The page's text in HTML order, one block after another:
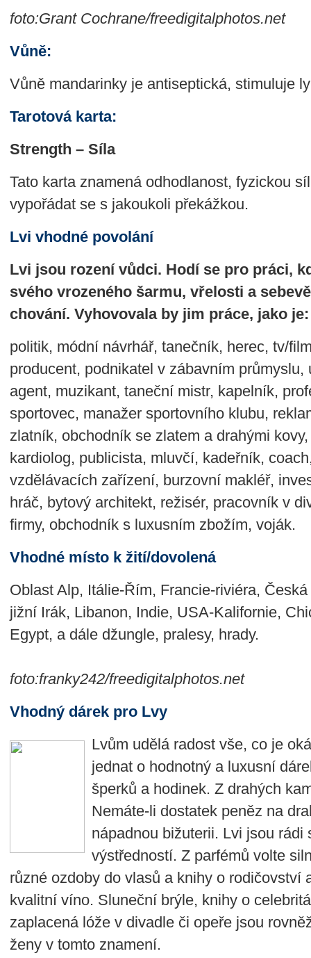
foto:Grant Cochrane/freedigitalphotos.net
Vůně:
Vůně mandarinky je antiseptická, stimuluje
Tarotová karta:
Strength – Síla
Tato karta znamená odhodlanost, fyzickou
vypořádat se s jakoukoli překážkou.
Lvi vhodné povolání
Lvi jsou rození vůdci. Hodí se pro práci,
svého vrozeného šarmu, vřelosti a
chování. Vyhovovala by jim práce, jako je:
politik, módní návrhář, tanečník, herec, tv/
producent, podnikatel v zábavním průmyslu,
agent, muzikant, taneční mistr, kapelník,
sportovec, manažer sportovního klubu,
zlatník, obchodník se zlatem a drahými
kardiolog, publicista, mluvčí, kadeřník,
vzdělávacích zařízení, burzovní makléř,
hráč, bytový architekt, režisér, pracovník v
firmy, obchodník s luxusním zbožím, voják.
Vhodné místo k žití/dovolená
Oblast Alp, Itálie-Řím, Francie-riviéra,
jižní Irák, Libanon, Indie, USA-Kalifornie,
Egypt, a dále džungle, pralesy, hrady.
foto:franky242/freedigitalphotos.net
Vhodný dárek pro Lvy
Lvům udělá radost vše, co je
jednat o hodnotný a luxusní
šperků a hodinek. Z drahých
Nemáte-li dostatek peněz na
nápadnou bižuterii. Lvi jsou
výstředností. Z parfémů volte
různé ozdoby do vlasů a knihy o rodičovství
kvalitní víno. Sluneční brýle, knihy o
zaplacená lóže v divadle či opeře jsou
ženy v tomto znamení.